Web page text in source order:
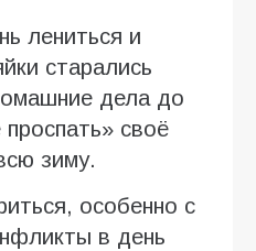
лениться и
старались
дела до
своё
зиму.
особенно с
в день